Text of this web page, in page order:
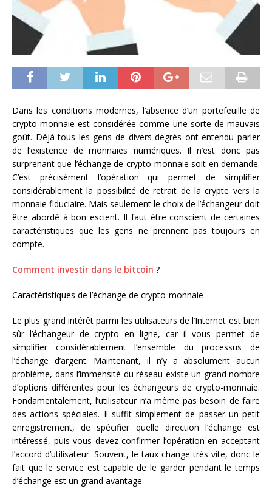
Dans les conditions modernes, l’absence d’un portefeuille de
crypto-monnaie est considérée comme une sorte de mauvais
goût. Déjà tous les gens de divers degrés ont entendu parler
de l’existence de monnaies numériques. Il n’est donc pas
surprenant que l’échange de crypto-monnaie soit en demande.
C’est précisément l’opération qui permet de simplifier
considérablement la possibilité de retrait de la crypte vers la
monnaie fiduciaire. Mais seulement le choix de l’échangeur doit
être abordé à bon escient. Il faut être conscient de certaines
caractéristiques que les gens ne prennent pas toujours en
compte.
Comment investir dans le bitcoin ?
Caractéristiques de l’échange de crypto-monnaie
Le plus grand intérêt parmi les utilisateurs de l’Internet est bien
sûr l’échangeur de crypto en ligne, car il vous permet de
simplifier considérablement l’ensemble du processus de
l’échange d’argent. Maintenant, il n’y a absolument aucun
problème, dans l’immensité du réseau existe un grand nombre
d’options différentes pour les échangeurs de crypto-monnaie.
Fondamentalement, l’utilisateur n’a même pas besoin de faire
des actions spéciales. Il suffit simplement de passer un petit
enregistrement, de spécifier quelle direction l’échange est
intéressé, puis vous devez confirmer l’opération en acceptant
l’accord d’utilisateur. Souvent, le taux change très vite, donc le
fait que le service est capable de le garder pendant le temps
d’échange est un grand avantage.